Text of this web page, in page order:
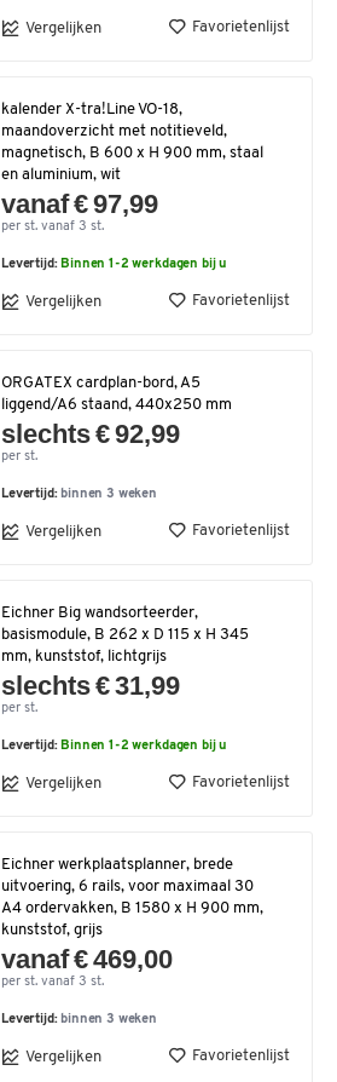
Vergelijken Favorietenlijst
kalender X-tra!Line VO-18,
maandoverzicht met notitieveld,
magnetisch, B 600 x H 900 mm, staal
en aluminium, wit
vanaf € 97,99
per st. vanaf 3 st.
Levertijd:Binnen 1-2 werkdagen bij u
Vergelijken Favorietenlijst
ORGATEX cardplan-bord, A5
liggend/A6 staand, 440x250 mm
slechts € 92,99
per st.
Levertijd:binnen 3 weken
Vergelijken Favorietenlijst
Eichner Big wandsorteerder,
basismodule, B 262 x D 115 x H 345
mm, kunststof, lichtgrijs
slechts € 31,99
per st.
Levertijd:Binnen 1-2 werkdagen bij u
Vergelijken Favorietenlijst
Eichner werkplaatsplanner, brede
uitvoering, 6 rails, voor maximaal 30
A4 ordervakken, B 1580 x H 900 mm,
kunststof, grijs
vanaf € 469,00
per st. vanaf 3 st.
Levertijd:binnen 3 weken
Vergelijken Favorietenlijst